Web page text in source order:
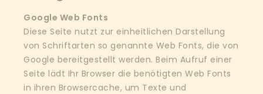
Google Web Fonts
Diese Seite nutzt zur einheitlichen Darstellung
von Schriftarten so genannte Web Fonts, die von
Google bereitgestellt werden. Beim Aufruf einer
Seite lädt Ihr Browser die benötigten Web Fonts
in ihren Browsercache, um Texte und